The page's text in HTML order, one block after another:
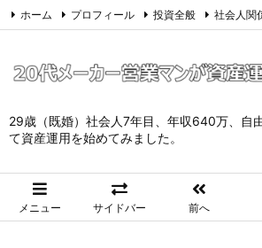
29歳（既婚）社会人7年目、年収640万、自
て資産運用を始めてみました。
メニュー サイドバー 前へ
ホーム プロフィール 投資全般 社会人関
Feedly